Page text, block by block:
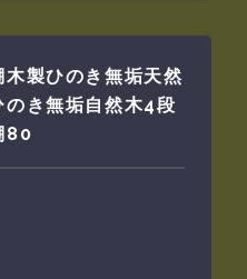
製ひのき無垢天然
き無垢自然木4段
80